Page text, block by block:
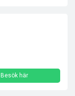
Besök här